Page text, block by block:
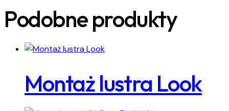
Podobne produkty
Montaż lustra Look